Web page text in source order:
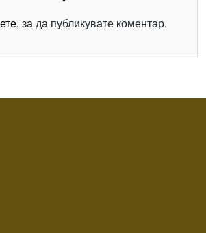
, за да публикувате коментар.